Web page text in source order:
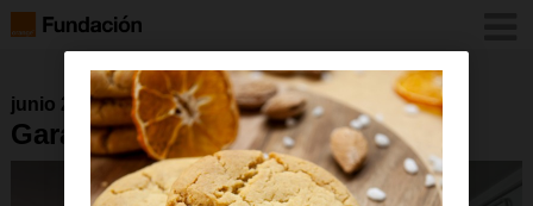
junio 2026
GarageLAB-Badajoz